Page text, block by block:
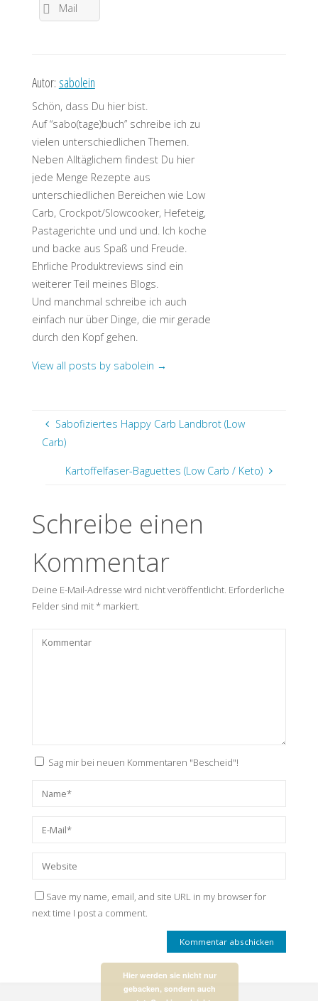
Mail
Autor: sabolein
Schön, dass Du hier bist.
Auf “sabo(tage)buch” schreibe ich zu
vielen unterschiedlichen Themen.
Neben Alltäglichem findest Du hier
jede Menge Rezepte aus
unterschiedlichen Bereichen wie Low
Carb, Crockpot/Slowcooker, Hefeteig,
Pastagerichte und und und. Ich koche
und backe aus Spaß und Freude.
Ehrliche Produktreviews sind ein
weiterer Teil meines Blogs.
Und manchmal schreibe ich auch
einfach nur über Dinge, die mir gerade
durch den Kopf gehen.
View all posts by sabolein →
Sabofiziertes Happy Carb Landbrot (Low
Carb)
Kartoffelfaser-Baguettes (Low Carb / Keto)
Schreibe einen
Kommentar
Deine E-Mail-Adresse wird nicht veröffentlicht. Erforderliche
Felder sind mit*markiert.
Sag mir bei neuen Kommentaren "Bescheid"!
Save my name, email, and site URL in my browser for
next time I post a comment.
Hier werden sie nicht nur
gebacken, sondern auch